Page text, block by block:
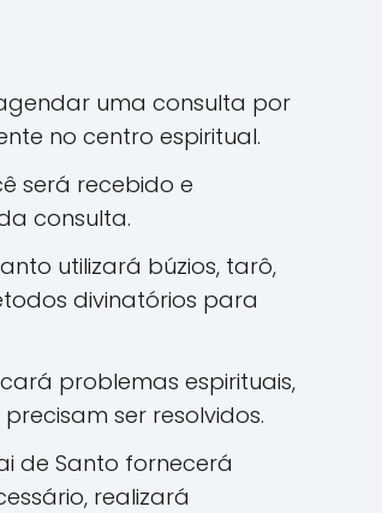
uma consulta por
no centro espiritual.
será recebido e
consulta.
utilizará búzios, tarô,
divinatórios para
problemas espirituais,
ser resolvidos.
de Santo fornecerá
realizará